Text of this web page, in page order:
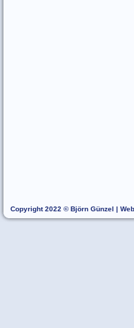
Copyright 2022 © Björn Günzel |